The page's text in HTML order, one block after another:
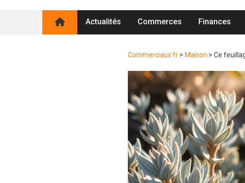
Actualités Commerces Finances
Commerciaux.fr> Maison > Ce